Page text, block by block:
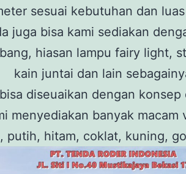
sesuai kebutuhan dan
juga bisa kami sediakan
hiasan lampu fairy light,
kain juntai dan lain
diseuaikan dengan konsep
menyediakan banyak macam
putih, hitam, coklat, kuning,